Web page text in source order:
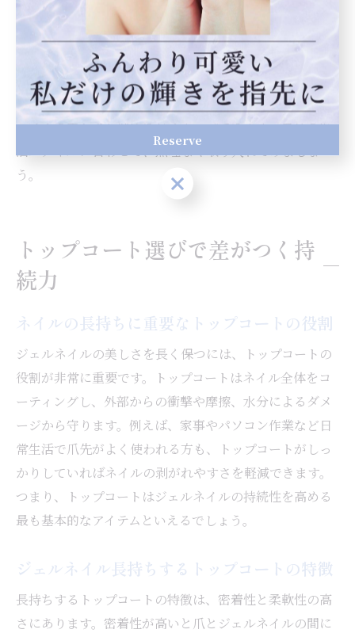
ジェルネイルの持ちを良くするには、日々の生活習慣が
重要です。代表的な方法は、毎日ネイルオイルで保湿を
続ける、爪を使った作業を避ける、定期的にトップコー
トを重ねることです。また、爪を噛む癖や無理にネイル
を剥がすことは厳禁です。これらの習慣を守ることで、
ネイルの美しさと健康を長くキープできます。自分の生
活スタイルに合わせて、無理なく取り入れてみましょ
う。
トップコート選びで差がつく持
続力
ネイルの長持ちに重要なトップコートの役割
ジェルネイルの美しさを長く保つには、トップコートの
役割が非常に重要です。トップコートはネイル全体をコ
ーティングし、外部からの衝撃や摩擦、水分によるダメ
ージから守ります。例えば、家事やパソコン作業など日
常生活で爪先がよく使われる方も、トップコートがしっ
かりしていればネイルの剥がれやすさを軽減できます。
つまり、トップコートはジェルネイルの持続性を高める
最も基本的なアイテムといえるでしょう。
ジェルネイル長持ちするトップコートの特徴
長持ちするトップコートの特徴は、密着性と柔軟性の高
さにあります。密着性が高いと爪とジェルネイルの間に
Reserve
Reserve